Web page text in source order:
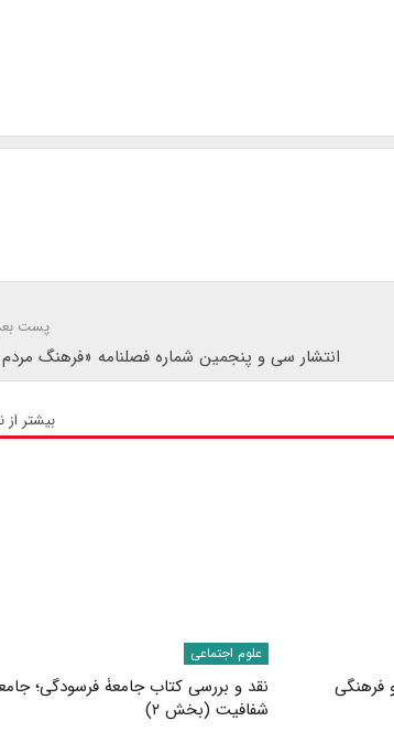
پست
انتشار سی و پنجمین شماره فصلنامه «فرهنگ مردم
بیشتر از
فرهنگی
علوم اجتماعی
نقد و بررسی کتاب جامعۀ فرسودگی؛
شفافیت (بخش ۲)